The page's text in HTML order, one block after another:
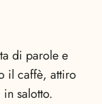
di parole e
il caffè, attiro
salotto.